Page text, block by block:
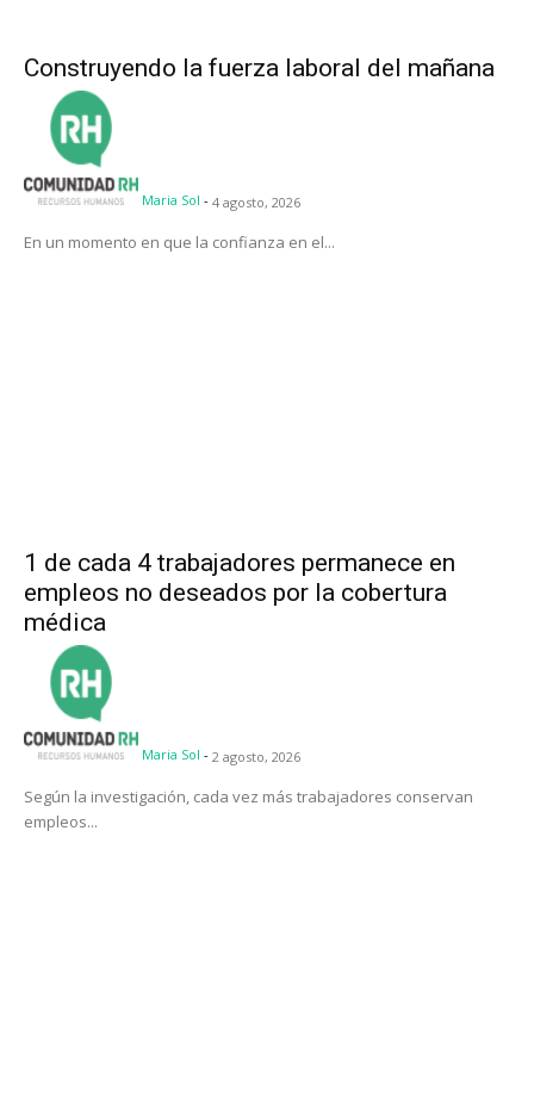
Construyendo la fuerza laboral del mañana
Maria Sol - 4 agosto, 2026
En un momento en que la confianza en el...
1 de cada 4 trabajadores permanece en
empleos no deseados por la cobertura
médica
Maria Sol - 2 agosto, 2026
Según la investigación, cada vez más trabajadores conservan
empleos...